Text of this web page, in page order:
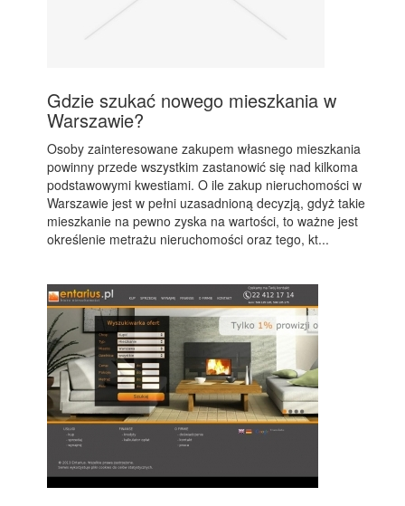
Gdzie szukać nowego mieszkania w
Warszawie?
Osoby zainteresowane zakupem własnego mieszkania
powinny przede wszystkim zastanowić się nad kilkoma
podstawowymi kwestiami. O ile zakup nieruchomości w
Warszawie jest w pełni uzasadnioną decyzją, gdyż takie
mieszkanie na pewno zyska na wartości, to ważne jest
określenie metrażu nieruchomości oraz tego, kt...